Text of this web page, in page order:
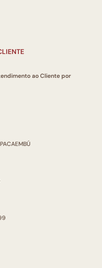
ao Cliente por